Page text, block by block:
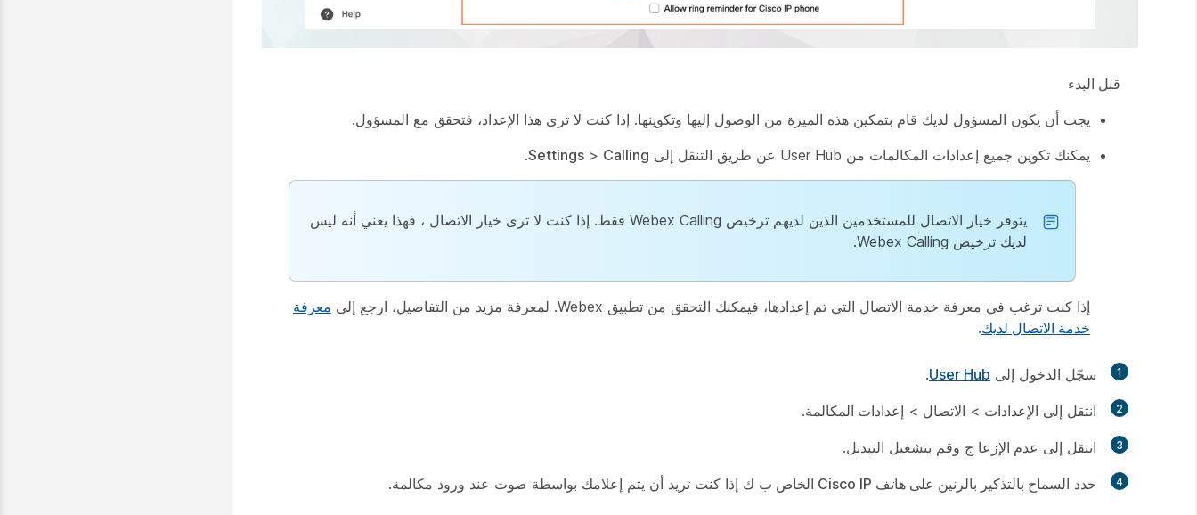
قبل البدء
يجب أن يكون المسؤول لديك قام بتمكين هذه الميزة من الوصول إليها وتكوينها. إذا كنت لا ترى هذا الإعداد، فتحقق مع المسؤول.
يمكنك تكوين جميع إعدادات المكالمات من User Hub عن طريق التنقل إلى
Settings > Calling
.
يتوفر خيار الاتصال للمستخدمين الذين لديهم ترخيص Webex Calling فقط. إذا كنت لا ترى خيار الاتصال ، فهذا يعني أنه ليس
لديك ترخيص Webex Calling.
إذا كنت ترغب في معرفة خدمة الاتصال التي تم إعدادها، فيمكنك التحقق من تطبيق Webex. لمعرفة مزيد من التفاصيل، ارجع إلى
معرفة
خدمة الاتصال لديك.
1 سجّل الدخول إلى User Hub
.
2 انتقل إلى الإعدادات > الاتصال > إعدادات المكالمة.
3 انتقل إلى عدم الإزعا ج وقم بتشغيل التبديل.
4 حدد السماح بالتذكير بالرنين على هاتف Cisco IP الخاص ب ك إذا كنت تريد أن يتم إعلامك بواسطة صوت عند ورود مكالمة.